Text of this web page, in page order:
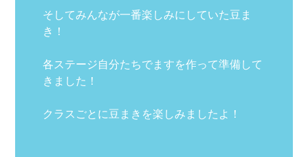
そしてみんなが一番楽しみにしていた豆ま
き！
各ステージ自分たちでますを作って準備して
きました！
クラスごとに豆まきを楽しみましたよ！